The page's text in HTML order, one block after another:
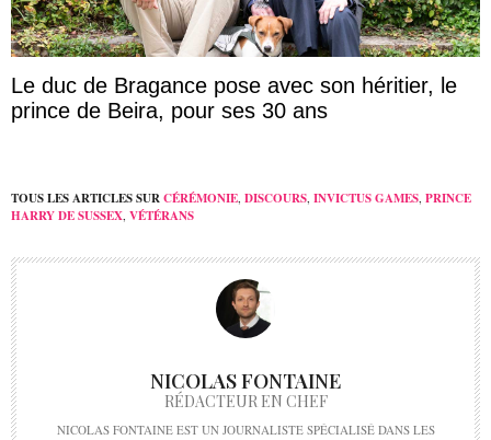
Le duc de Bragance pose avec son héritier, le
prince de Beira, pour ses 30 ans
TOUS LES ARTICLES SURCÉRÉMONIE, DISCOURS, INVICTUS GAMES, PRINCE
HARRY DE SUSSEX, VÉTÉRANS
NICOLAS FONTAINE
RÉDACTEUR EN CHEF
NICOLAS FONTAINE EST UN JOURNALISTE SPÉCIALISÉ DANS LES